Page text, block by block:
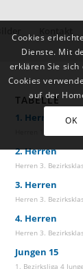
TABELLE
1. Herren
Herren 1.
2. Herren
Herren 3.
3. Herren
Herren 3.
4. Herren
Herren 3.
Jungen 15
1. Bezirksliga 4
Cookies
Dienste. Mit
erklären Sie
Cookies
auf der
OK